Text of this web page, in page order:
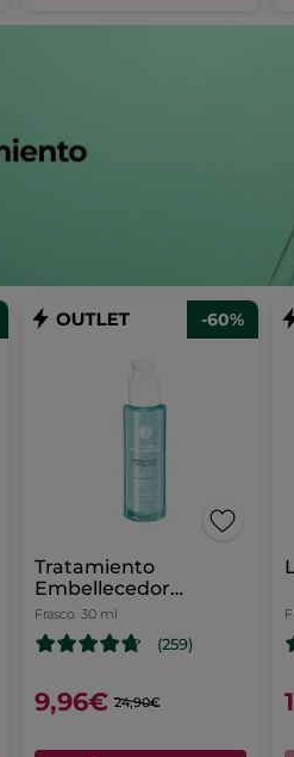
-60%
Tratamiento
Embellecedor
Antiedad Aftersun
Frasco 30 ml
(259)
9,96€ 24,90€